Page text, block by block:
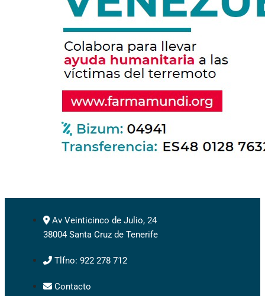
Av Veinticinco de Julio, 24
38004 Santa Cruz de Tenerife
Tlfno: 922 278 712
Contacto